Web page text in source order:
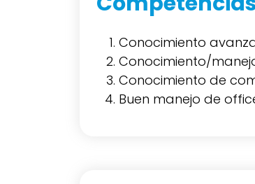
Conocimiento
Conocimiento/manejo
Conocimiento de
Buen manejo de